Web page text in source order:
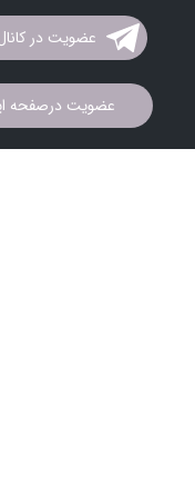
عضویت در
عضویت درصفحه